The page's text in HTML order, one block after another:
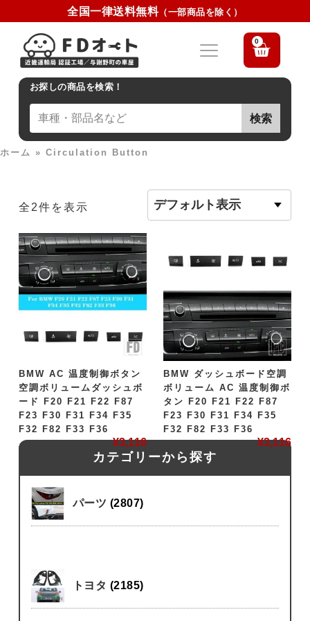
全国一律送料無料（一部商品を除く）
0
お探しの商品を検索！
検索
ホーム » Circulation Button
カテゴリーから探す
パーツ (2807)
トヨタ (2185)
全2件を表示
BMW AC 温度制御ボタン
空調ボリュームダッシュボ
ード F20 F21 F22 F87
F23 F30 F31 F34 F35
F32 F82 F33 F36
¥3,116
BMW ダッシュボード空調
ボリューム AC 温度制御ボ
タン F20 F21 F22 F87
F23 F30 F31 F34 F35
F32 F82 F33 F36
¥3,116